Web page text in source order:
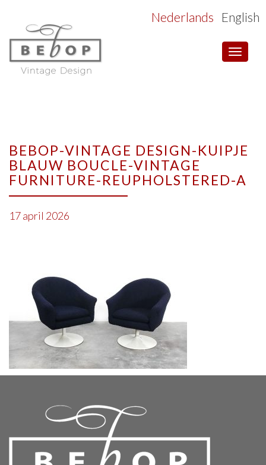
Toggle
Nederlands English
BEBOP-VINTAGE DESIGN-KUIPJE
BLAUW BOUCLE-VINTAGE
FURNITURE-REUPHOLSTERED-A
17 april 2026